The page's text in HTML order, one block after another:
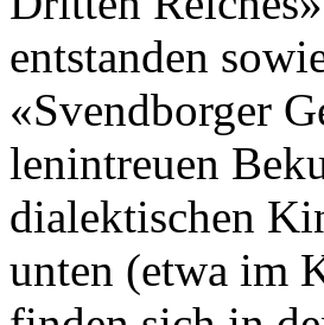
entstanden
«Svendborger
lenintreuen
dialektischen
unten (etwa im